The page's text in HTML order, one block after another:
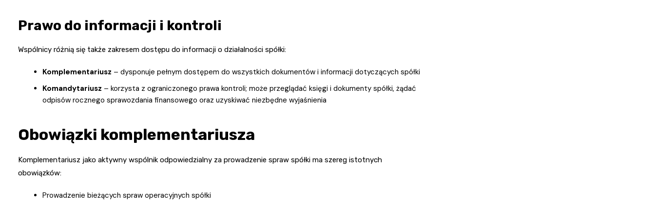
Prawo do informacji i kontroli
Wspólnicy różnią się także zakresem dostępu do informacji o działalności spółki:
Komplementariusz – dysponuje pełnym dostępem do wszystkich dokumentów i informacji dotyczących spółki
Komandytariusz – korzysta z ograniczonego prawa kontroli; może przeglądać księgi i dokumenty spółki, żądać
odpisów rocznego sprawozdania finansowego oraz uzyskiwać niezbędne wyjaśnienia
Obowiązki komplementariusza
Komplementariusz jako aktywny wspólnik odpowiedzialny za prowadzenie spraw spółki ma szereg istotnych
obowiązków:
Prowadzenie bieżących spraw operacyjnych spółki